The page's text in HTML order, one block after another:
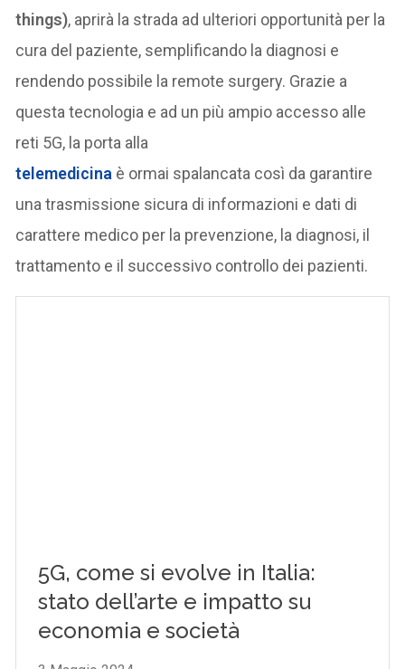
things), aprirà la strada ad ulteriori opportunità per la
cura del paziente, semplificando la diagnosi e
rendendo possibile la remote surgery. Grazie a
questa tecnologia e ad un più ampio accesso alle
reti 5G, la porta alla
telemedicina è ormai spalancata così da garantire
una trasmissione sicura di informazioni e dati di
carattere medico per la prevenzione, la diagnosi, il
trattamento e il successivo controllo dei pazienti.